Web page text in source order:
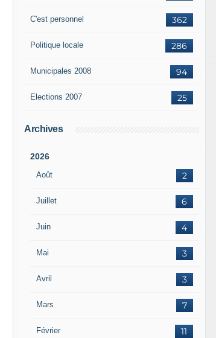
362
C'est personnel
286
Politique locale
94
Municipales 2008
25
Elections 2007
Archives
2026
Août 2
Juillet 6
Juin 4
Mai 3
Avril 3
Mars 7
Février 11